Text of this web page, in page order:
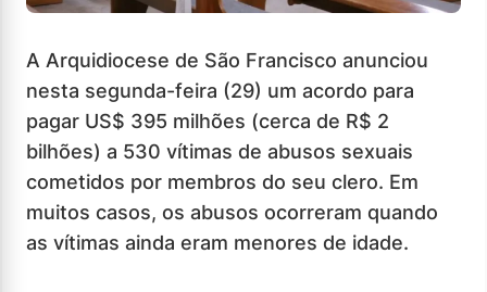
A Arquidiocese de São Francisco anunciou
nesta segunda-feira (29) um acordo para
pagar US$ 395 milhões (cerca de R$ 2
bilhões) a 530 vítimas de abusos sexuais
cometidos por membros do seu clero. Em
muitos casos, os abusos ocorreram quando
as vítimas ainda eram menores de idade.